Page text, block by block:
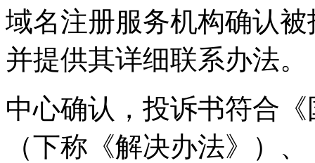
域名注册服务机构确认
并提供其详细联系办法。
中心确认，投诉书符合
（下称《解决办法》）